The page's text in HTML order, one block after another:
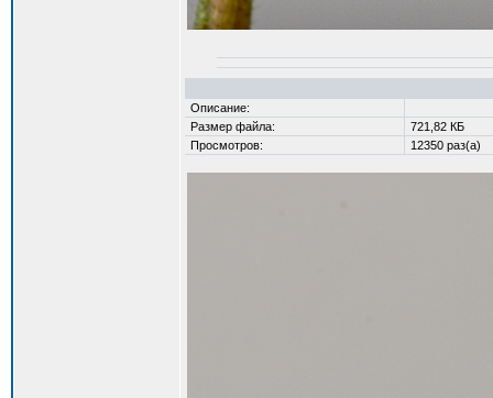
Описание:
Размер файла:
721,82 КБ
Просмотров:
12350 раз(а)